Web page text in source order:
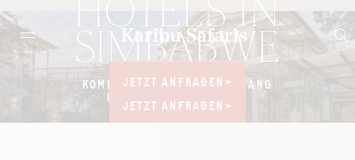
JETZT ANFRAGEN
JETZT ANFRAGEN
HOTELS IN
SIMBABWE
JETZT ANFRAGEN
JETZT ANFRAGEN
KOMFORTABLE HOTELS ENTLANG
IHRER SIMBABWE-REISE